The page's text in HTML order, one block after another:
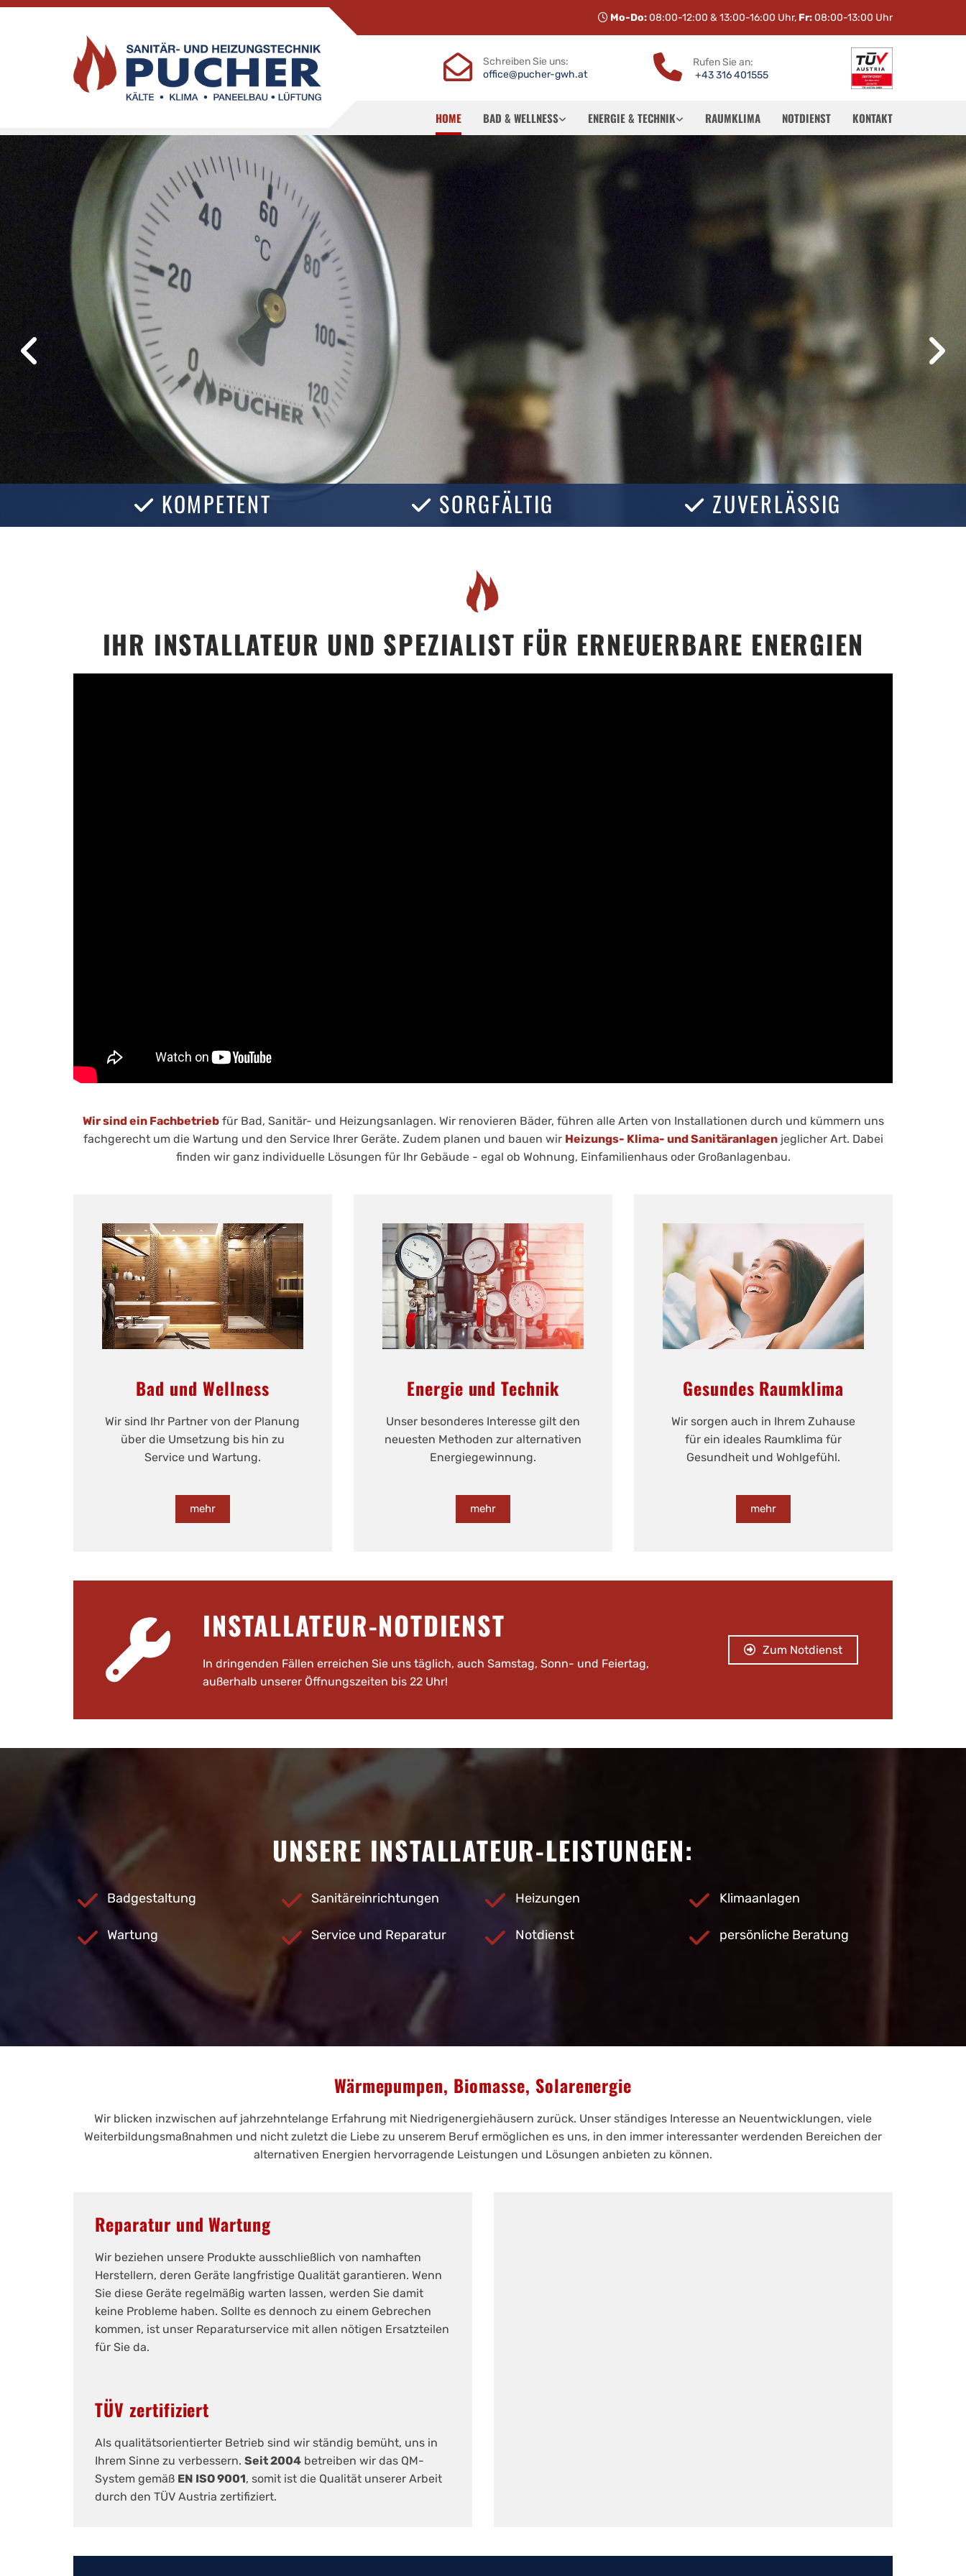
 Mo-Do:08:00-12:00 & 13:00-16:00 Uhr, Fr:08:00-13:00 Uhr

Schreiben Sie uns:
office@pucher-gwh.at

Rufen Sie an:
+43 316 401555
HOME BAD & WELLNESS ENERGIE & TECHNIK RAUMKLIMA NOTDIENST KONTAKT
 KOMPETENT  SORGFÄLTIG  ZUVERLÄSSIG
IHR INSTALLATEUR UND SPEZIALIST FÜR ERNEUERBARE ENERGIEN
Wir sind ein Fachbetriebfür Bad, Sanitär- und Heizungsanlagen. Wir renovieren Bäder, führen alle Arten von Installationen durch und kümmern uns
fachgerecht um die Wartung und den Service Ihrer Geräte. Zudem planen und bauen wir Heizungs- Klima- und Sanitäranlagenjeglicher Art. Dabei
finden wir ganz individuelle Lösungen für Ihr Gebäude - egal ob Wohnung, Einfamilienhaus oder Großanlagenbau.
Bad und Wellness
Wir sind Ihr Partner von der Planung
über die Umsetzung bis hin zu
Service und Wartung.
mehr
Energie und Technik
Unser besonderes Interesse gilt den
neuesten Methoden zur alternativen
Energiegewinnung.
mehr
Gesundes Raumklima
Wir sorgen auch in Ihrem Zuhause
für ein ideales Raumklima für
Gesundheit und Wohlgefühl.
mehr
 INSTALLATEUR-NOTDIENST
In dringenden Fällen erreichen Sie uns täglich, auch Samstag, Sonn- und Feiertag,
außerhalb unserer Öffnungszeiten bis 22 Uhr!
Zum Notdienst
UNSERE INSTALLATEUR-LEISTUNGEN:
Badgestaltung Sanitäreinrichtungen Heizungen Klimaanlagen
Wartung Service und Reparatur Notdienst persönliche Beratung
Wärmepumpen, Biomasse, Solarenergie
Wir blicken inzwischen auf jahrzehntelange Erfahrung mit Niedrigenergiehäusern zurück. Unser ständiges Interesse an Neuentwicklungen, viele
Weiterbildungsmaßnahmen und nicht zuletzt die Liebe zu unserem Beruf ermöglichen es uns, in den immer interessanter werdenden Bereichen der
alternativen Energien hervorragende Leistungen und Lösungen anbieten zu können.
Reparatur und Wartung
Wir beziehen unsere Produkte ausschließlich von namhaften
Herstellern, deren Geräte langfristige Qualität garantieren. Wenn
Sie diese Geräte regelmäßig warten lassen, werden Sie damit
keine Probleme haben. Sollte es dennoch zu einem Gebrechen
kommen, ist unser Reparaturservice mit allen nötigen Ersatzteilen
für Sie da.
TÜV zertifiziert
Als qualitätsorientierter Betrieb sind wir ständig bemüht, uns in
Ihrem Sinne zu verbessern. Seit 2004 betreiben wir das QM-
System gemäß EN ISO 9001, somit ist die Qualität unserer Arbeit
durch den TÜV Austria zertifiziert.